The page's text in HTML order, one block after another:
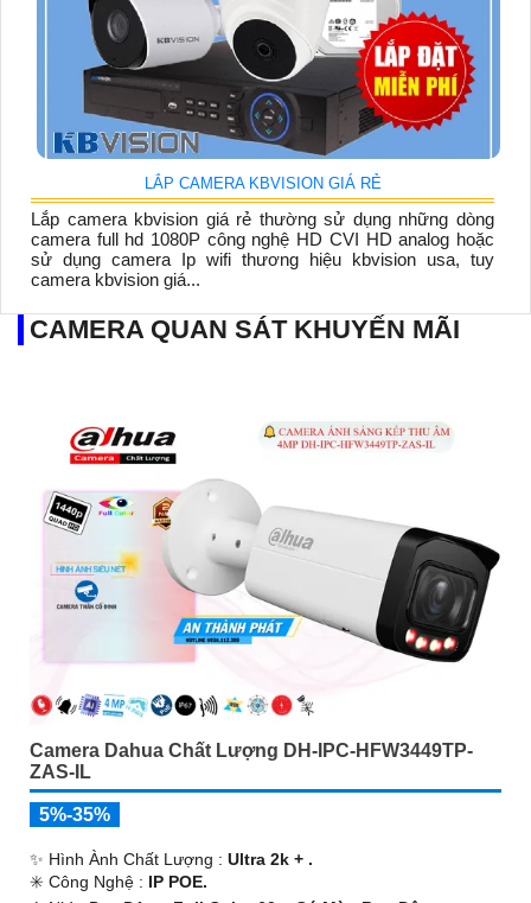
LẮP CAMERA KBVISION GIÁ RẺ
Lắp camera kbvision giá rẻ thường sử dụng những dòng
camera full hd 1080P công nghệ HD CVI HD analog hoặc
sử dụng camera Ip wifi thương hiệu kbvision usa, tuy
camera kbvision giá...
CAMERA QUAN SÁT KHUYẾN MÃI
Camera Dahua Chất Lượng DH-IPC-HFW3449TP-
ZAS-IL
5%-35%
✨ Hình Ành Chất Lượng : Ultra 2k + .
✳️ Công Nghệ : IP POE.